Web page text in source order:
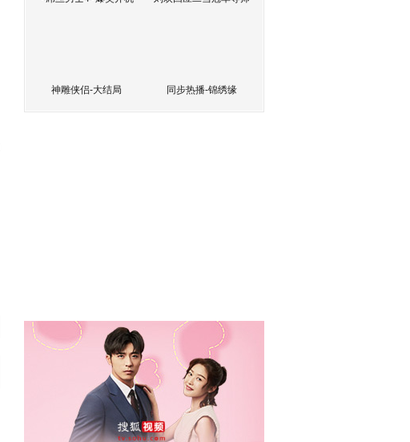
神雕侠侣-大结局 同步热播-锦绣缘